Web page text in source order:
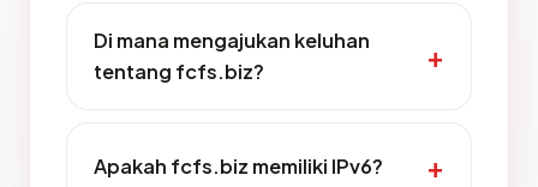
Di mana mengajukan keluhan
tentang fcfs.biz?
Apakah fcfs.biz memiliki IPv6?